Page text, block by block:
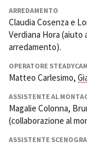
ARREDAMENTO
Claudia Cosenza e
Verdiana Hora
arredamento).
OPERATORE STEADYCAM
Matteo Carlesimo,
ASSISTENTE AL
Magalie Colonna,
(collaborazione al
ASSISTENTE